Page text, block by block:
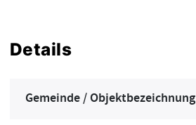
Details
Gemeinde / Objektbezeichnung